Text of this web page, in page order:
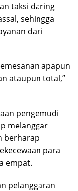
taksi daring
sehingga
dari
apapun
ataupun total,”
pengemudi
melanggar
berharap
para
empat.
pelanggaran